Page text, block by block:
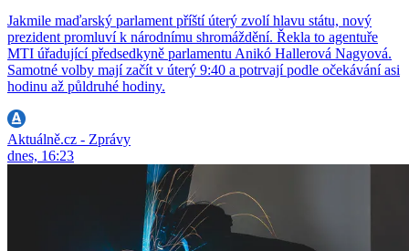
Jakmile maďarský parlament příští úterý zvolí hlavu státu, nový
prezident promluví k národnímu shromáždění. Řekla to agentuře
MTI úřadující předsedkyně parlamentu Anikó Hallerová Nagyová.
Samotné volby mají začít v úterý 9:40 a potrvají podle očekávání asi
hodinu až půldruhé hodiny.
Aktuálně.cz - Zprávy
dnes, 16:23